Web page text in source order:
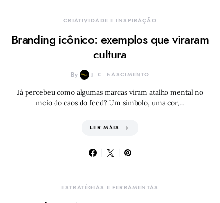
CRIATIVIDADE E INSPIRAÇÃO
Branding icônico: exemplos que viraram
cultura
By J. C. NASCIMENTO
Já percebeu como algumas marcas viram atalho mental no
meio do caos do feed? Um símbolo, uma cor,…
LER MAIS
ESTRATÉGIAS E FERRAMENTAS